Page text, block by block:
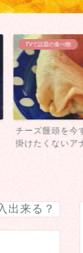
TVで話題の食べ物
チーズ饅頭を今
掛けたくないア
出来る？